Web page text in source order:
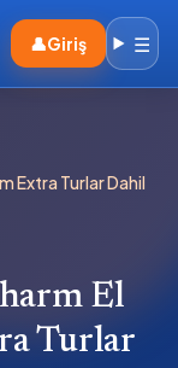
👤Giriş ☰
Extra Turlar Dahil
El
Turlar